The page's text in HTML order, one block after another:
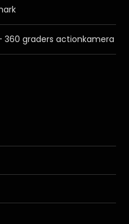
360 graders actionkamera